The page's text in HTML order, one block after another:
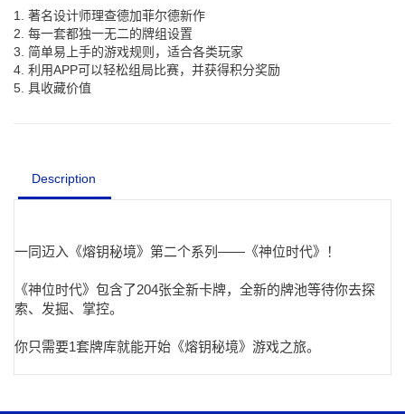
1. 著名设计师理查德加菲尔德新作
2. 每一套都独一无二的牌组设置
3. 简单易上手的游戏规则，适合各类玩家
4. 利用APP可以轻松组局比赛，并获得积分奖励
5. 具收藏价值
Description
一同迈入《熔钥秘境》第二个系列——《神位时代》！
《神位时代》包含了204张全新卡牌，全新的牌池等待你去探
索、发掘、掌控。
你只需要1套牌库就能开始《熔钥秘境》游戏之旅。